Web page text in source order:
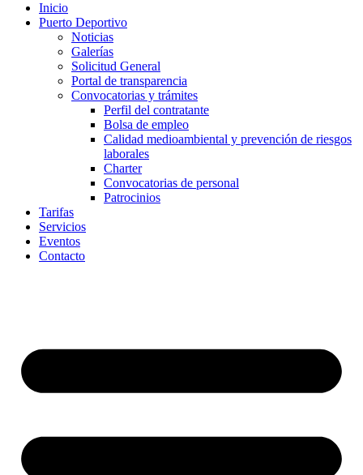
Inicio
Puerto Deportivo
Noticias
Galerías
Solicitud General
Portal de transparencia
Convocatorias y trámites
Perfil del contratante
Bolsa de empleo
Calidad medioambiental y prevención de riesgos
laborales
Charter
Convocatorias de personal
Patrocinios
Tarifas
Servicios
Eventos
Contacto